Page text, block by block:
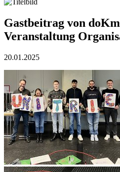
Gastbeitrag von
Veranstaltung
20.01.2025